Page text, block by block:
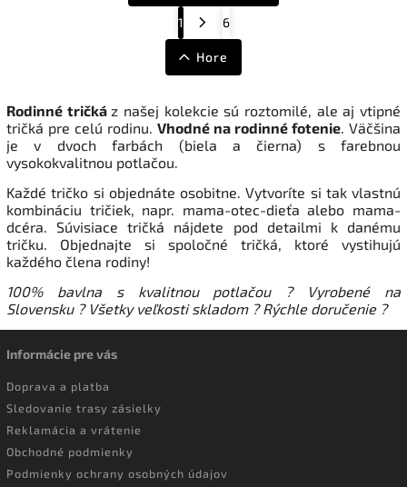
1 6
Hore
Rodinné tričkáz našej kolekcie sú roztomilé, ale aj vtipné
tričká pre celú rodinu. Vhodné na rodinné fotenie. Väčšina
je v dvoch farbách (biela a čierna) s farebnou
vysokokvalitnou potlačou.
Každé tričko si objednáte osobitne. Vytvoríte si tak vlastnú
kombináciu tričiek, napr. mama-otec-dieťa alebo mama-
dcéra. Súvisiace tričká nájdete pod detailmi k danému
tričku. Objednajte si spoločné tričká, ktoré vystihujú
každého člena rodiny!
100% bavlna s kvalitnou potlačou ?Vyrobené na
Slovensku ?Všetky veľkosti skladom ? Rýchle doručenie ?
Informácie pre vás
Doprava a platba
Sledovanie trasy zásielky
Reklamácia a vrátenie
Obchodné podmienky
Podmienky ochrany osobných údajov